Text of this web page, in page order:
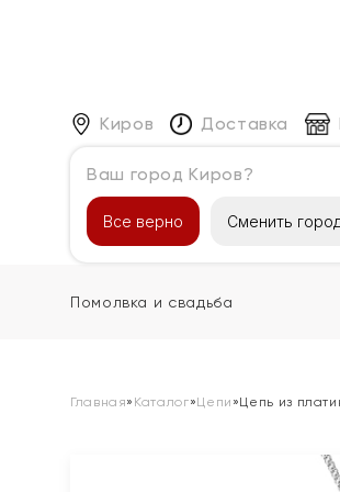
Киров
Ваш город Киров?
Все верно Сменить город
Доставка
Каталог
Помолвка и свадьба
Главная» Каталог»Цепи »Цепь из